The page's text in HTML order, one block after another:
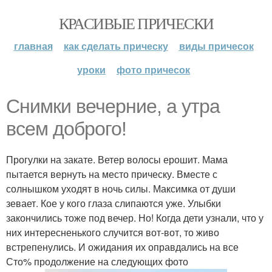
КРАСИВЫЕ ПРИЧЕСКИ
главная как сделать прическу
виды причесок
уроки
фото причесок
Снимки вечерние, а утра
всем доброго!
Прогулки на закате. Ветер волосы ерошит. Мама
пытается вернуть на место прическу. Вместе с
солнышком уходят в ночь силы. Максимка от души
зевает. Кое у кого глаза слипаются уже. Улыбки
закончились тоже под вечер. Но! Когда дети узнали, что у
них интересненького случится вот-вот, то живо
встрепенулись. И ожидания их оправдались на все
Сто% продолжение на следующих фото